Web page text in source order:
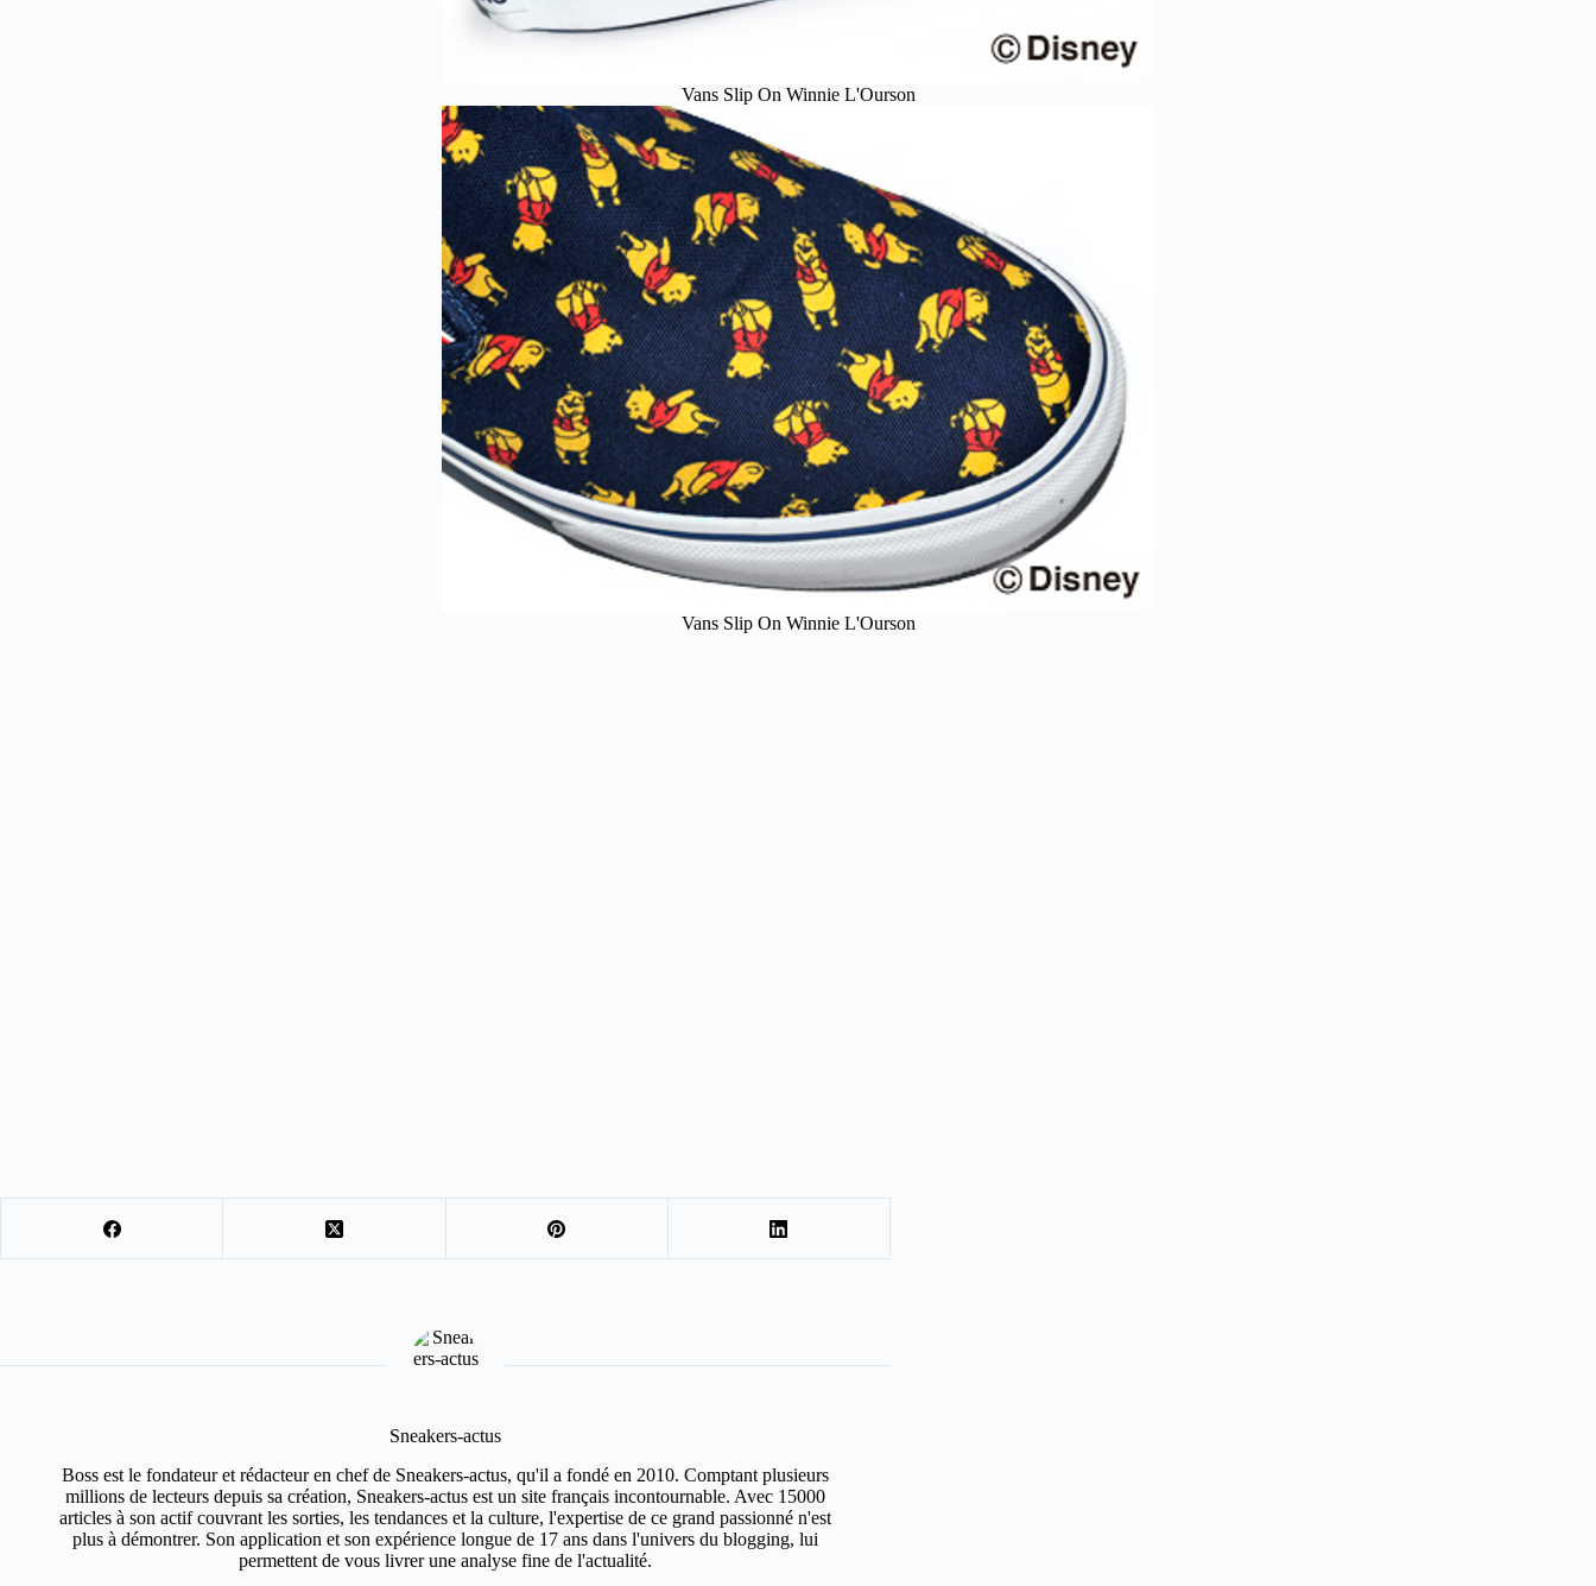
Vans Slip On Winnie L'Ourson
Vans Slip On Winnie L'Ourson
Sneakers-actus
Boss est le fondateur et rédacteur en chef de Sneakers-actus, qu'il a fondé en 2010. Comptant plusieurs
millions de lecteurs depuis sa création, Sneakers-actus est un site français incontournable. Avec 15000
articles à son actif couvrant les sorties, les tendances et la culture, l'expertise de ce grand passionné n'est
plus à démontrer. Son application et son expérience longue de 17 ans dans l'univers du blogging, lui
permettent de vous livrer une analyse fine de l'actualité.